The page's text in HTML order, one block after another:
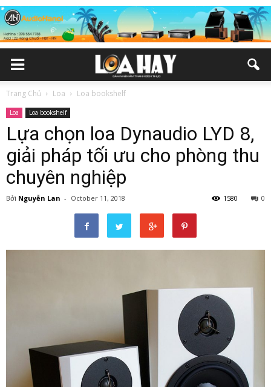
Trang Chủ Loa Loa bookshelf
Loa Loa bookshelf
Lựa chọn loa Dynaudio LYD 8,
giải pháp tối ưu cho phòng thu
chuyên nghiệp
Bởi Nguyễn Lan - October 11, 2018 0
1580